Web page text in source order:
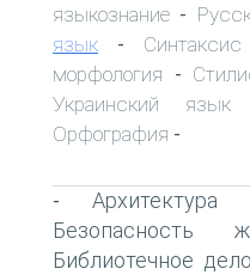
языкознание -
язык - Синтаксис
морфология -
Украинский язык
Орфография -
- Архитектура
Безопасность
Библиотечное дело